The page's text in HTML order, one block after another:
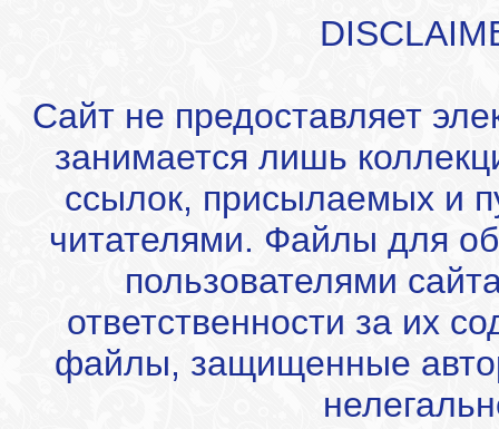
Сайт не предоставляет
занимается лишь
ссылок, присылаемых и
читателями. Файлы для
пользователями
ответственности за их
файлы, защищенные